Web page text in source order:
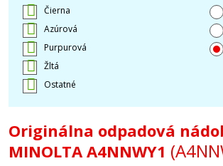
Čierna
Azúrová
Purpurová
Žltá
Ostatné
Originálna odpadová
MINOLTA A4NNWY1